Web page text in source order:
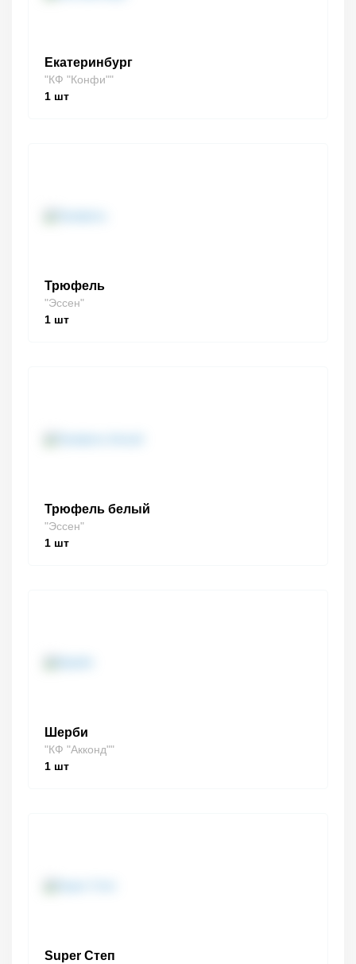
Екатеринбург
"КФ "Конфи""
1 шт
Трюфель
"Эссен"
1 шт
Трюфель белый
"Эссен"
1 шт
Шерби
"КФ "Акконд""
1 шт
Super Степ